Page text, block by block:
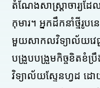
តំណែងសាស្ត្រាចារ្យដែល
កុមារ។ អ្នកដឹកនាំថ្មីរូប
មួយសាកលវិទ្យាល័យវេជ្ជ
បង្រួបបង្រួមកិច្ចខិតខំប្
វិទ្យាល័យស្ទែនហ្វដ ដ